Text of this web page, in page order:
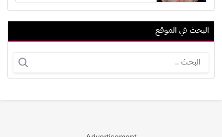
عبدالحميد الفراس
البحث في الموقع